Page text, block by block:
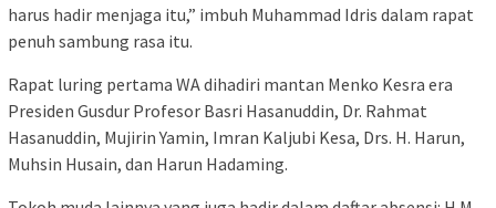
harus hadir menjaga itu,” imbuh Muhammad Idris dalam rapat
penuh sambung rasa itu.
Rapat luring pertama WA dihadiri mantan Menko Kesra era
Presiden Gusdur Profesor Basri Hasanuddin, Dr. Rahmat
Hasanuddin, Mujirin Yamin, Imran Kaljubi Kesa, Drs. H. Harun,
Muhsin Husain, dan Harun Hadaming.